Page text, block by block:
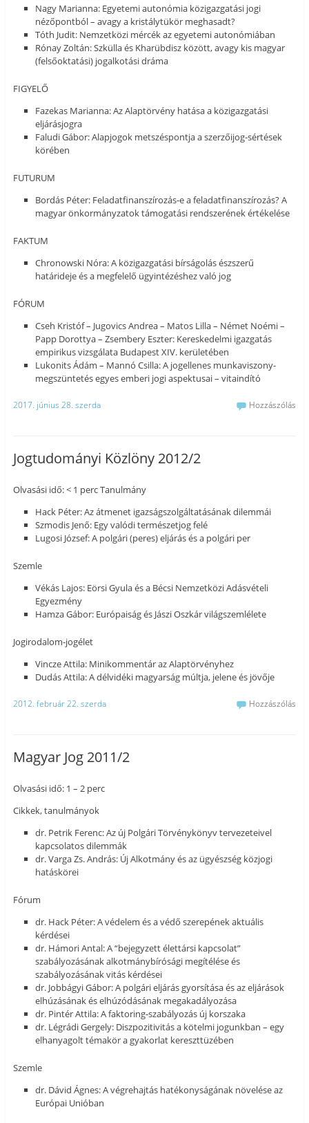
Nagy Marianna: Egyetemi autonómia közigazgatási jogi
nézőpontból – avagy a kristálytükör meghasadt?
Tóth Judit: Nemzetközi mércék az egyetemi autonómiában
Rónay Zoltán: Szkülla és Kharübdisz között, avagy kis magyar
(felsőoktatási) jogalkotási dráma
FIGYELŐ
Fazekas Marianna: Az Alaptörvény hatása a közigazgatási
eljárásjogra
Faludi Gábor: Alapjogok metszéspontja a szerzőijog-sértések
körében
FUTURUM
Bordás Péter: Feladatfinanszírozás-e a feladatfinanszírozás? A
magyar önkormányzatok támogatási rendszerének értékelése
FAKTUM
Chronowski Nóra: A közigazgatási bírságolás észszerű
határideje és a megfelelő ügyintézéshez való jog
FÓRUM
Cseh Kristóf – Jugovics Andrea – Matos Lilla – Német Noémi –
Papp Dorottya – Zsembery Eszter: Kereskedelmi igazgatás
empirikus vizsgálata Budapest XIV. kerületében
Lukonits Ádám – Mannó Csilla: A jogellenes munkaviszony-
megszüntetés egyes emberi jogi aspektusai – vitaindító
2017. június 28. szerda Hozzászólás
Jogtudományi Közlöny 2012/2
Olvasási idő: < 1 perc Tanulmány
Hack Péter: Az átmenet igazságszolgáltatásának dilemmái
Szmodis Jenő: Egy valódi természetjog felé
Lugosi József: A polgári (peres) eljárás és a polgári per
Szemle
Vékás Lajos: Eörsi Gyula és a Bécsi Nemzetközi Adásvételi
Egyezmény
Hamza Gábor: Európaiság és Jászi Oszkár világszemlélete
Jogirodalom-jogélet
Vincze Attila: Minikommentár az Alaptörvényhez
Dudás Attila: A délvidéki magyarság múltja, jelene és jövője
2012. február 22. szerda Hozzászólás
Magyar Jog 2011/2
Olvasási idő: 1 – 2 perc
Cikkek, tanulmányok
dr. Petrik Ferenc: Az új Polgári Törvénykönyv tervezeteivel
kapcsolatos dilemmák
dr. Varga Zs. András: Új Alkotmány és az ügyészség közjogi
hatáskörei
Fórum
dr. Hack Péter: A védelem és a védő szerepének aktuális
kérdései
dr. Hámori Antal: A “bejegyzett élettársi kapcsolat”
szabályozásának alkotmánybírósági megítélése és
szabályozásának vitás kérdései
dr. Jobbágyi Gábor: A polgári eljárás gyorsítása és az eljárások
elhúzásának és elhúzódásának megakadályozása
dr. Pintér Attila: A faktoring-szabályozás új korszaka
dr. Légrádi Gergely: Diszpozitivitás a kötelmi jogunkban – egy
elhanyagolt témakör a gyakorlat kereszttüzében
Szemle
dr. Dávid Ágnes: A végrehajtás hatékonyságának növelése az
Európai Unióban